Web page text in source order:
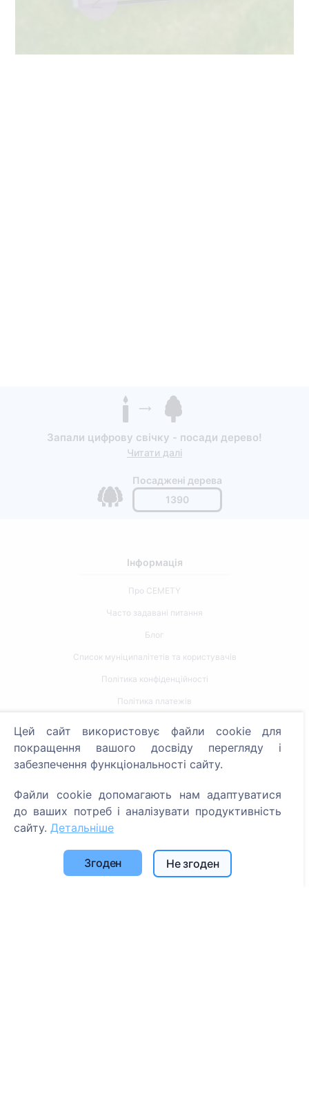
Запали цифрову свічку - посади дерево!
Читати далі
Посаджені дерева
1390
Інформація
Про CEMETY
Часто задавані питання
Блог
Список муніципалітетів та користувачів
Політика конфіденційності
Політика платежів
Пошук
Пошук кладовищ
Контакти
Цей сайт використовує файли cookie для
покращення вашого досвіду перегляду і
забезпечення функціональності сайту.
Файли cookie допомагають нам адаптуватися
до ваших потреб і аналізувати продуктивність
сайту. Детальніше
Згоден Не згоден